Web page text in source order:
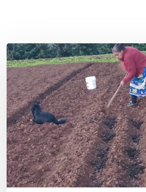
«La
privatización
de
las
semillas
constituye
una
violación
de